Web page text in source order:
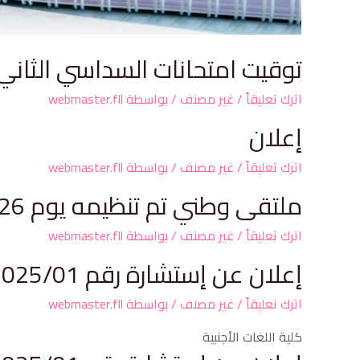
توقيت امتحانات السداسي الثاني 2026/
اترك تعليقاً/غير مصنف/ بواسطةwebmaster.fll
إعلان
اترك تعليقاً/غير مصنف/ بواسطةwebmaster.fll
ملتقى وطني تم تنظيمه يوم 2023/02/26
اترك تعليقاً/غير مصنف/ بواسطةwebmaster.fll
إعلان عن إستشارة رقم 2025/01
اترك تعليقاً/غير مصنف/ بواسطةwebmaster.fll
كلية اللغات الأجنبية